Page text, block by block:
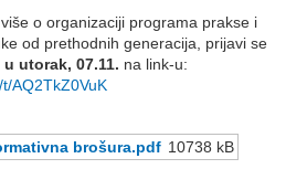
o organizaciji programa prakse i
od prethodnih generacija, prijavi se
utorak, 07.11. na link-u:
AQ2TkZ0VuK
brošura.pdf 10738 kB